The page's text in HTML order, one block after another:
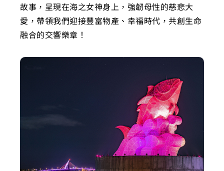
故事，呈現在海之女神身上，強韌母性的慈悲大
愛，帶領我們迎接豐富物產、幸福時代，共創生命
融合的交響樂章！